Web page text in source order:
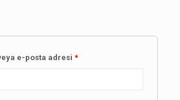
e-posta adresi *